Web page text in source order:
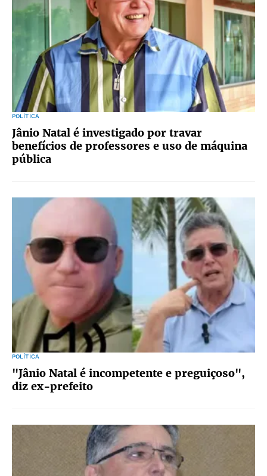
POLÍTICA
Jânio Natal é investigado por travar
benefícios de professores e uso de máquina
pública
POLÍTICA
"Jânio Natal é incompetente e preguiçoso",
diz ex-prefeito